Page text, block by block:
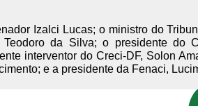
Izalci Lucas; o ministro do
da Silva; o presidente do
interventor do Creci-DF, Solon
e a presidente da Fenaci,